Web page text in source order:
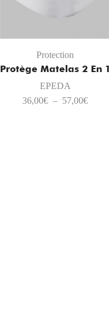
Protection
Protège Matelas 2 En 1
EPEDA
36,00€ – 57,00€